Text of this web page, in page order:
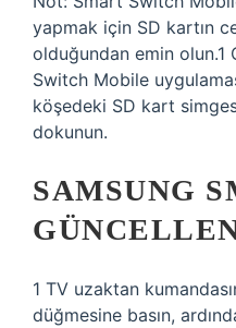
yapmak için SD kartın
olduğundan emin
Switch Mobile
köşedeki SD kart
dokunun.
SAMSUNG
1 TV uzaktan
düğmesine basın,